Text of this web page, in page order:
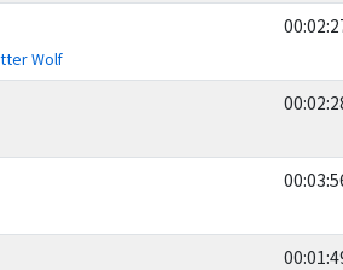
Wolf